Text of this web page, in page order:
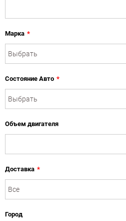
Марка *
Состояние Авто *
Объем двигателя
Доставка *
Город